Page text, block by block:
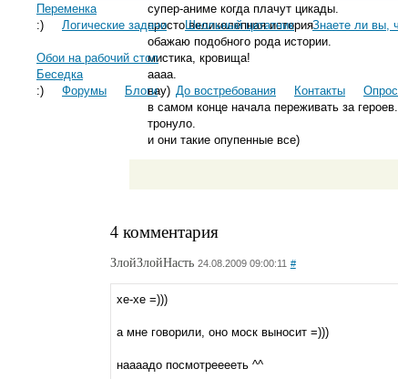
Переменка
:)
Логические задачи Школьный цитатник Знаете ли вы,
Обои на рабочий стол
Беседка
:)
Форумы Блоги До востребования Контакты
супер-аниме когда плачут цикады.
просто великолепная история.
обажаю подобного рода истории.
мистика, кровища!
аааа.
вау)
в самом конце начала переживать за героев.
тронуло.
и они такие опупенные все)
4 комментария
ЗлойЗлойНасть 24.08.2009 09:00:11 #
хе-хе =)))
а мне говорили, оно моск выносит =)))
наааадо посмотрееееть ^^